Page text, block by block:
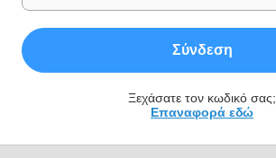
Σύνδεση
Ξεχάσατε τον κωδικό σας;
Επαναφορά εδώ